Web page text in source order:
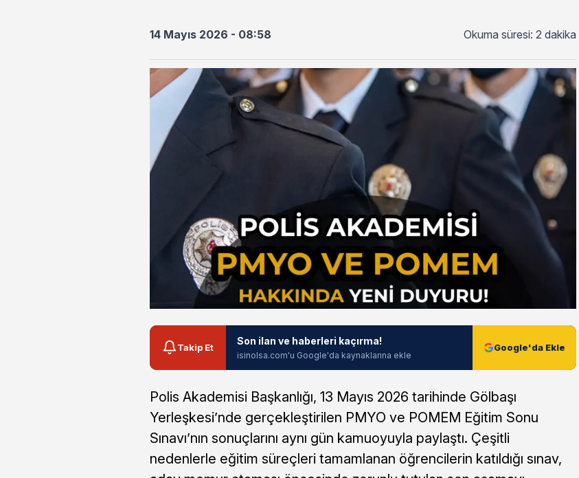
14 Mayıs 2026 - 08:58 Okuma süresi: 2 dakika
Takip Et
Son ilan ve haberleri kaçırma!
isinolsa.com'u Google'da kaynaklarına ekle
Google'da Ekle
Polis Akademisi Başkanlığı, 13 Mayıs 2026 tarihinde Gölbaşı
Yerleşkesi’nde gerçekleştirilen PMYO ve POMEM Eğitim Sonu
Sınavı’nın sonuçlarını aynı gün kamuoyuyla paylaştı. Çeşitli
nedenlerle eğitim süreçleri tamamlanan öğrencilerin katıldığı sınav,